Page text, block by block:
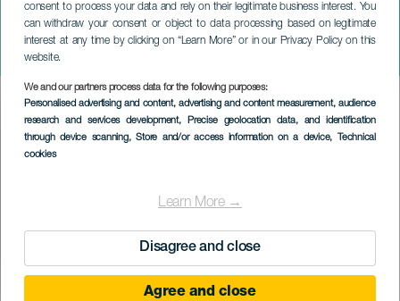
consent to process your data and rely on their legitimate business interest. You
can withdraw your consent or object to data processing based on legitimate
interest at any time by clicking on “Learn More” or in our Privacy Policy on this
website.
We and our partners process data for the following purposes:
Personalised advertising and content, advertising and content measurement, audience
research and services development, Precise geolocation data, and identification
through device scanning, Store and/or access information on a device, Technical
cookies
Learn More →
Disagree and close
Agree and close
Musikkfestival: BSO
GRAN CANARIA
Imagen
Listado